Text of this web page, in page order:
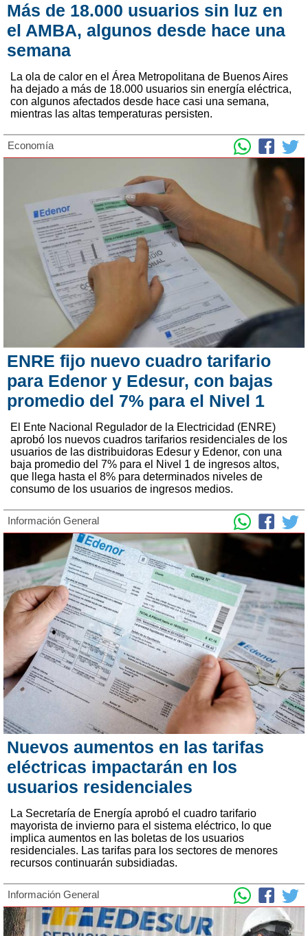
Más de 18.000 usuarios sin luz en
el AMBA, algunos desde hace una
semana
La ola de calor en el Área Metropolitana de Buenos Aires
ha dejado a más de 18.000 usuarios sin energía eléctrica,
con algunos afectados desde hace casi una semana,
mientras las altas temperaturas persisten.
Economía
ENRE fijo nuevo cuadro tarifario
para Edenor y Edesur, con bajas
promedio del 7% para el Nivel 1
El Ente Nacional Regulador de la Electricidad (ENRE)
aprobó los nuevos cuadros tarifarios residenciales de los
usuarios de las distribuidoras Edesur y Edenor, con una
baja promedio del 7% para el Nivel 1 de ingresos altos,
que llega hasta el 8% para determinados niveles de
consumo de los usuarios de ingresos medios.
Información General
Nuevos aumentos en las tarifas
eléctricas impactarán en los
usuarios residenciales
La Secretaría de Energía aprobó el cuadro tarifario
mayorista de invierno para el sistema eléctrico, lo que
implica aumentos en las boletas de los usuarios
residenciales. Las tarifas para los sectores de menores
recursos continuarán subsidiadas.
Información General